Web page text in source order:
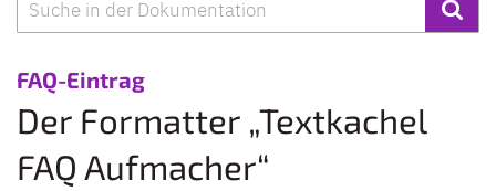
FAQ-Eintrag:
Der Formatter „Textkachel
FAQ Aufmacher“